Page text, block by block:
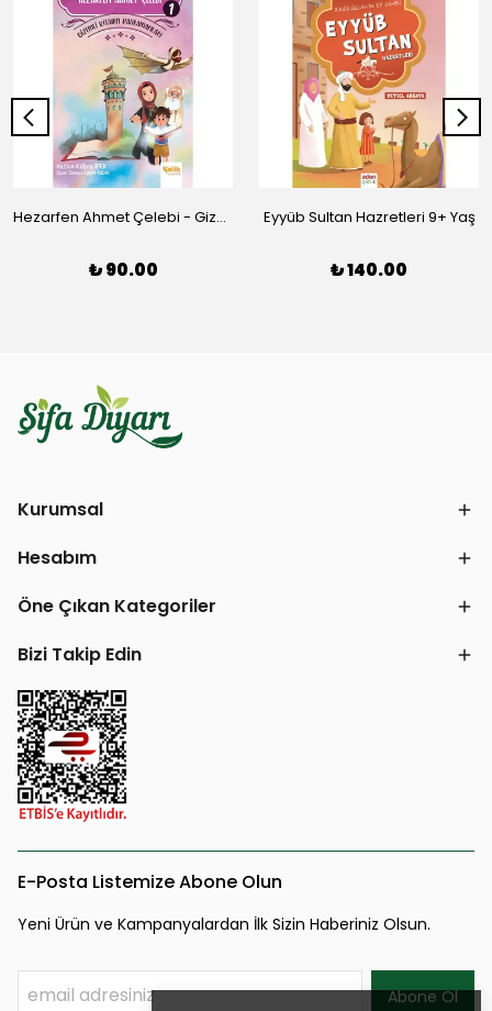
Hezarfen Ahmet Çelebi - Gizemli Kitabın Kahramanları-1
₺ 90.00
Eyyüb Sultan Hazretleri 9+ Yaş
₺ 140.00
Kurumsal
Hesabım
Öne Çıkan Kategoriler
Bizi Takip Edin
E-Posta Listemize Abone Olun
Yeni Ürün ve Kampanyalardan İlk Sizin Haberiniz Olsun.
Abone Ol